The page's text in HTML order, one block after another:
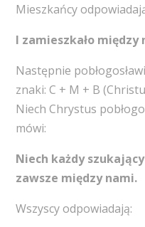
Mieszkańcy
I zamieszkało między
Następnie
znaki: C + M + B
Niech Chrystus
mówi:
Niech każdy
zawsze między nami.
Wszyscy odpowiadają: